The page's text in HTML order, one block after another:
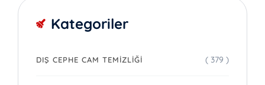
Kategoriler
DIŞ CEPHE CAM TEMIZLIĞI ( 379 )